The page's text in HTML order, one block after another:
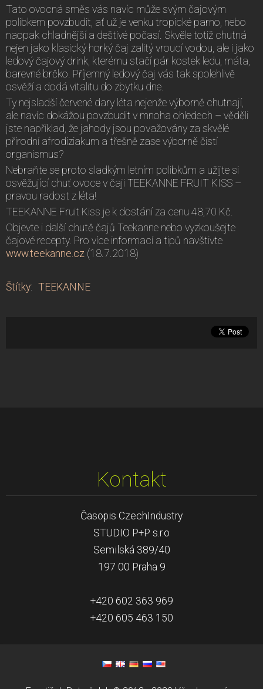
Tato ovocná směs vás navíc může svým čajovým
polibkem povzbudit, ať už je venku tropické parno, nebo
naopak chladnější a deštivé počasí. Skvěle totiž chutná
nejen jako klasický horký čaj zalitý vroucí vodou, ale i jako
ledový čajový drink, kterému stačí pár kostek ledu, máta,
barevné brčko. Příjemný ledový čaj vás tak spolehlivě
osvěží a dodá vitalitu do zbytku dne.
Ty nejsladší červené dary léta nejenže výborně chutnají,
ale navíc dokážou povzbudit v mnoha ohledech – věděli
jste například, že jahody jsou považovány za skvělé
přírodní afrodiziakum a třešně zase výborně čistí
organismus?
Nebraňte se proto sladkým letním polibkům a užijte si
osvěžující chuť ovoce v čaji TEEKANNE FRUIT KISS –
pravou radost z léta!
TEEKANNE Fruit Kiss je k dostání za cenu 48,70 Kč.
Objevte i další chutě čajů Teekanne nebo vyzkoušejte
čajové recepty. Pro více informací a tipů navštivte
www.teekanne.cz (18.7.2018)
Štítky: TEEKANNE
Kontakt
Časopis CzechIndustry
STUDIO P+P s.r.o
Semilská 389/40
197 00 Praha 9
+420 602 363 969
+420 605 463 150